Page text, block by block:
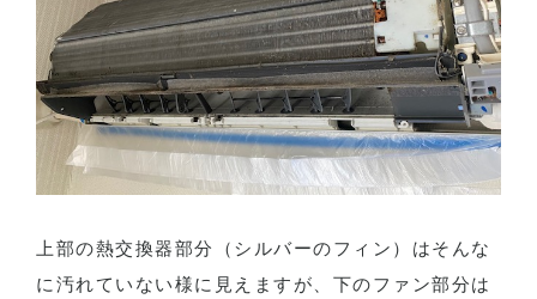
上部の熱交換器部分（シルバーのフィン）はそんな
に汚れていない様に見えますが、下のファン部分は